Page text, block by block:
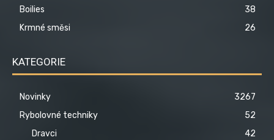
Boilies
38
Krmné směsi
26
KATEGORIE
Novinky
3267
Rybolovné techniky
52
Dravci
42